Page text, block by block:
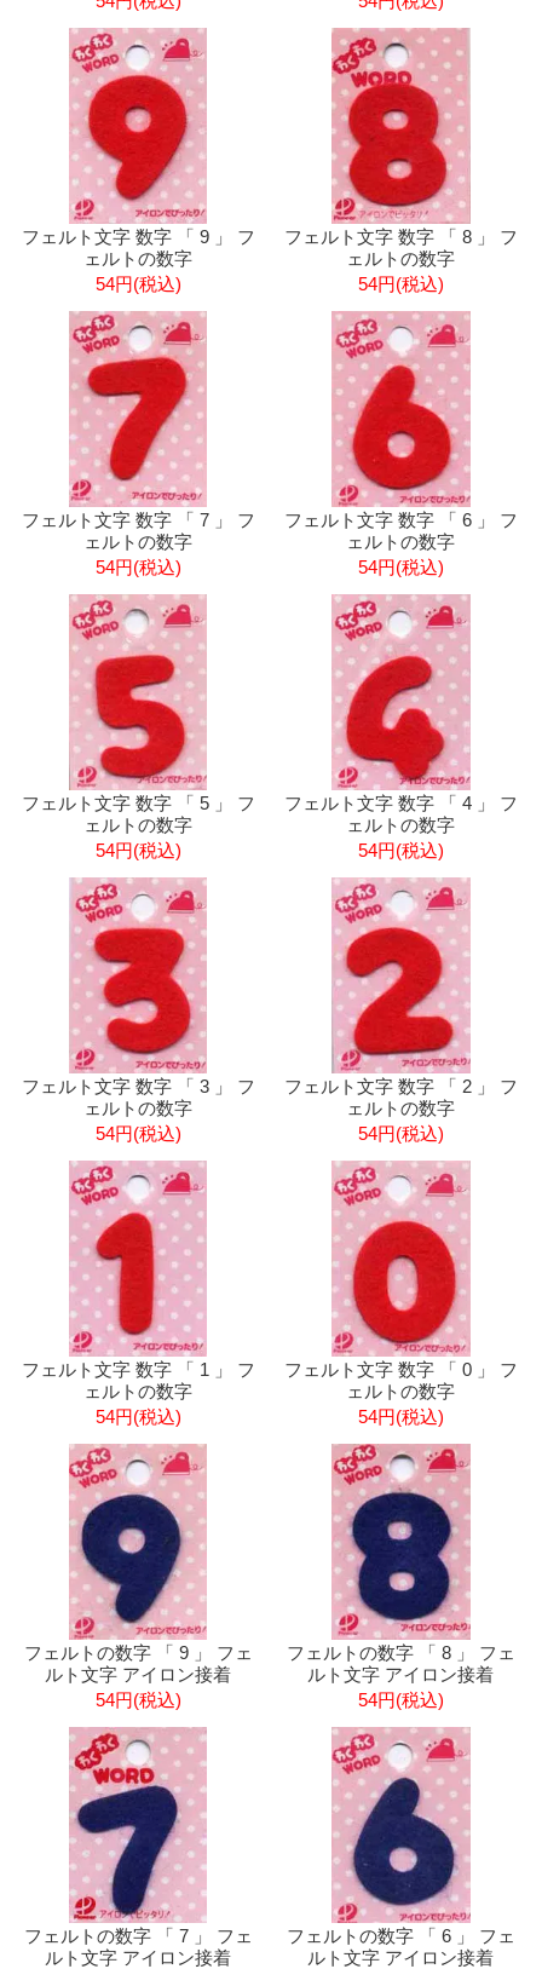
フェルト文字 数字 「 9 」 フ
ェルトの数字
54円(税込)
フェルト文字 数字 「 8 」 フ
ェルトの数字
54円(税込)
フェルト文字 数字 「 7 」 フ
ェルトの数字
54円(税込)
フェルト文字 数字 「 6 」 フ
ェルトの数字
54円(税込)
フェルト文字 数字 「 5 」 フ
ェルトの数字
54円(税込)
フェルト文字 数字 「 4 」 フ
ェルトの数字
54円(税込)
フェルト文字 数字 「 3 」 フ
ェルトの数字
54円(税込)
フェルト文字 数字 「 2 」 フ
ェルトの数字
54円(税込)
フェルト文字 数字 「 1 」 フ
ェルトの数字
54円(税込)
フェルト文字 数字 「 0 」 フ
ェルトの数字
54円(税込)
フェルトの数字 「 9 」 フェ
ルト文字 アイロン接着
54円(税込)
フェルトの数字 「 8 」 フェ
ルト文字 アイロン接着
54円(税込)
フェルトの数字 「 7 」 フェ
ルト文字 アイロン接着
フェルトの数字 「 6 」 フェ
ルト文字 アイロン接着